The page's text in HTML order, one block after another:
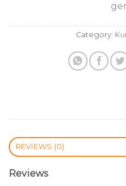
Category:
REVIEWS (0)
Reviews